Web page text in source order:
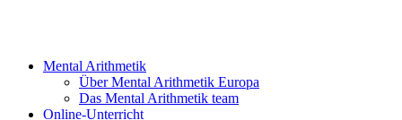
Mental Arithmetik
Über Mental Arithmetik Europa
Das Mental Arithmetik team
Online-Unterricht